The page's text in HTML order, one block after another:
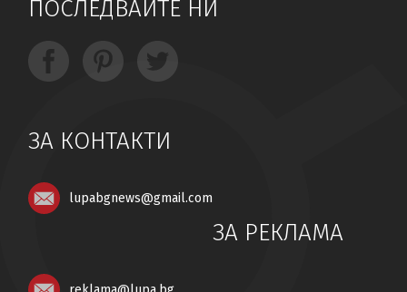
ПОСЛЕДВАЙТЕ НИ
ЗА КОНТАКТИ
lupabgnews@gmail.com
ЗА РЕКЛАМА